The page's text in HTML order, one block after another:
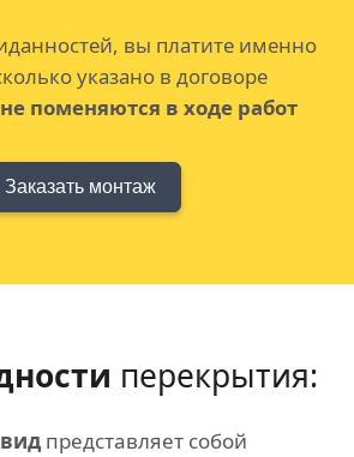
вы платите именно
указано в договоре
поменяются в ходе работ
Заказать монтаж
перекрытия:
представляет собой